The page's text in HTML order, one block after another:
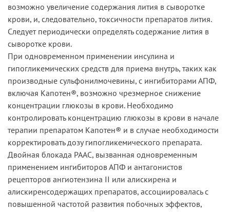
возможно увеличение содержания лития в сыворотке
крови, и, следовательно, токсичности препаратов лития.
Следует периодически определять содержание лития в
сыворотке крови.
При одновременном применении инсулина и
гипогликемических средств для приема внутрь, таких как
производные сульфонилмочевины, с ингибиторами АПФ,
включая Капотен®, возможно чрезмерное снижение
концентрации глюкозы в крови. Необходимо
контролировать концентрацию глюкозы в крови в начале
терапии препаратом Капотен® и в случае необходимости
корректировать дозу гипогликемического препарата.
Двойная блокада РААС, вызванная одновременным
применением ингибиторов АПФ и антагонистов
рецепторов ангиотензина II или алискирена и
алискиренсодержащих препаратов, ассоциировалась с
повышенной частотой развития побочных эффектов,